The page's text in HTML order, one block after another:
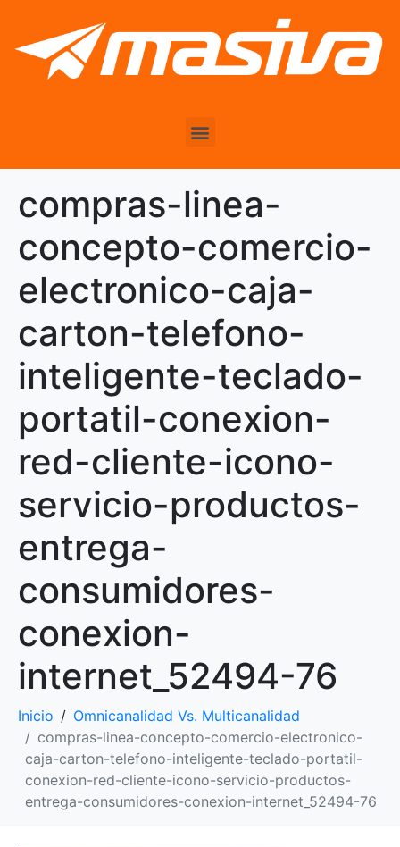
compras-linea-
concepto-comercio-
electronico-caja-
carton-telefono-
inteligente-teclado-
portatil-conexion-
red-cliente-icono-
servicio-productos-
entrega-
consumidores-
conexion-
internet_52494-76
Inicio
Omnicanalidad Vs. Multicanalidad
compras-linea-concepto-comercio-electronico-
caja-carton-telefono-inteligente-teclado-portatil-
conexion-red-cliente-icono-servicio-productos-
entrega-consumidores-conexion-internet_52494-76